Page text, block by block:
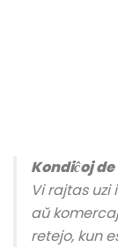
Kondiĉoj de
Vi rajtas
aŭ
retejo, kun